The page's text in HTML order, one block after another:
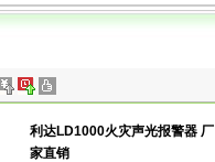
利达LD1000火灾声光报警器 厂
家直销